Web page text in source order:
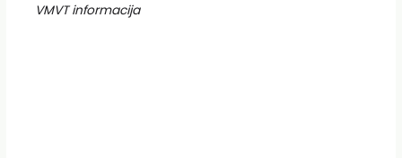
VMVT informacija